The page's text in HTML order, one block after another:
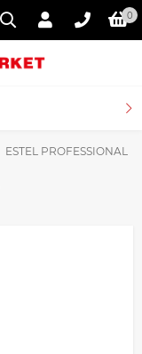
0
ESTEL PROFESSIONAL